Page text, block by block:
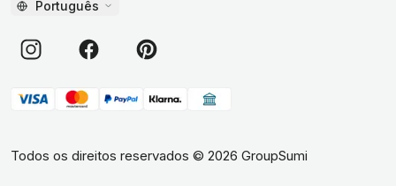
Português
Todos os direitos reservados © 2026 GroupSumi